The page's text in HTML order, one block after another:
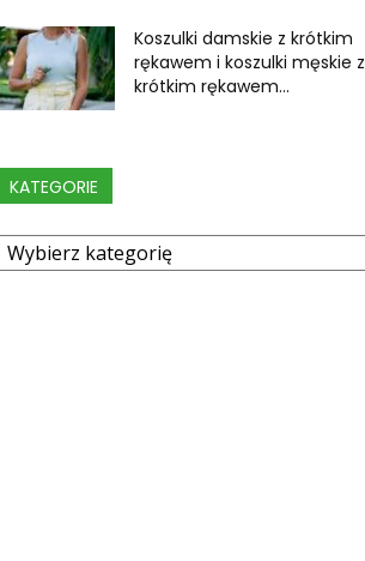
Koszulki damskie z krótkim
rękawem i koszulki męskie z
krótkim rękawem...
KATEGORIE